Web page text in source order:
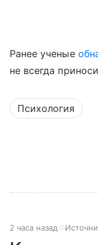
Ранее ученые
не всегда
Психология
2 часа назад